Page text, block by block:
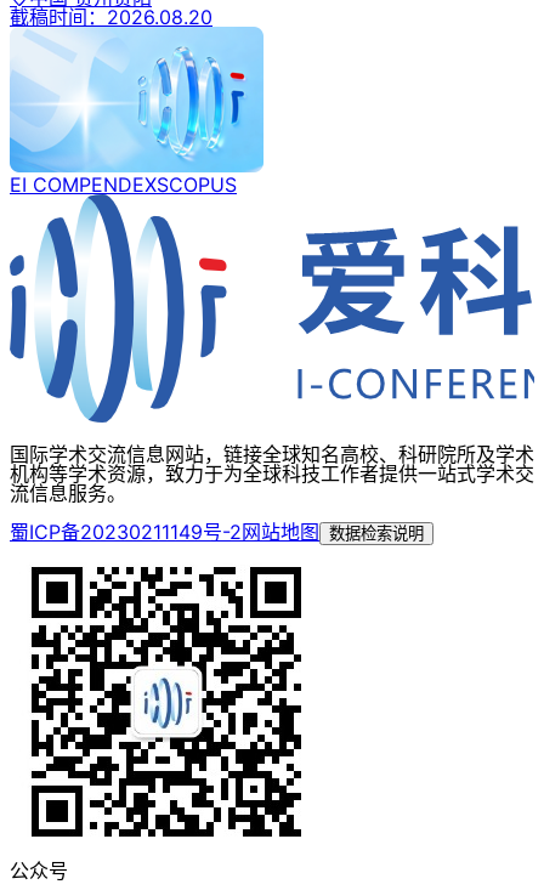
截稿时间： 2026.08.20
EI COMPENDEXSCOPUS
国际学术交流信息网站，链接全球知名高校、科研院所及学术
机构等学术资源，致力于为全球科技工作者提供一站式学术交
流信息服务。
蜀ICP备20230211149号-2网站地图 数据检索说明
公众号